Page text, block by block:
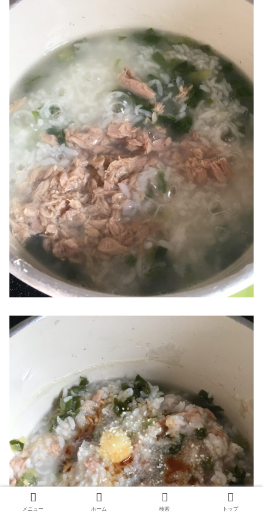
メニュー ホーム 検索 トップ